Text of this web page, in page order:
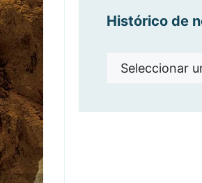
Histórico de
Histórico